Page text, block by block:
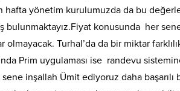
hafta yönetim kurulumuzda da bu
bulunmaktayız.Fiyat konusunda her
olmayacak. Turhal’da da bir miktar
Prim uygulaması ise randevu
inşallah Ümit ediyoruz daha